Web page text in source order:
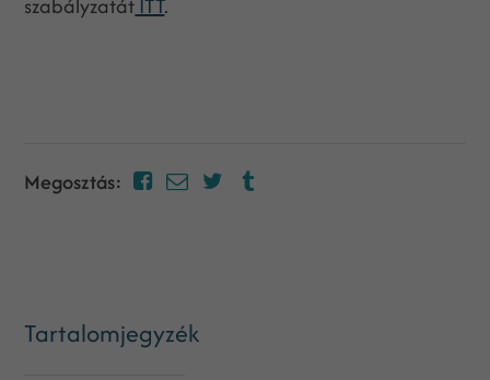
Megosztás:
Tartalomjegyzék